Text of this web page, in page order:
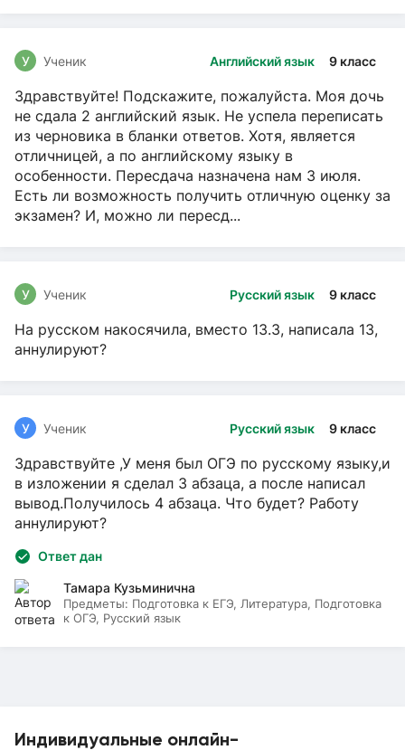
Индивидуальные онлайн-
Английский язык 9 класс
У Ученик
Здравствуйте! Подскажите, пожалуйста. Моя дочь
не сдала 2 английский язык. Не успела переписать
из черновика в бланки ответов. Хотя, является
отличницей, а по английскому языку в
особенности. Пересдача назначена нам 3 июля.
Есть ли возможность получить отличную оценку за
экзамен? И, можно ли пересд...
Русский язык 9 класс
У Ученик
На русском накосячила, вместо 13.3, написала 13,
аннулируют?
Русский язык 9 класс
У Ученик
Здравствуйте ,У меня был ОГЭ по русскому языку,и
в изложении я сделал 3 абзаца, а после написал
вывод.Получилось 4 абзаца. Что будет? Работу
аннулируют?
Ответ дан
Тамара Кузьминична
Предметы: Подготовка к ЕГЭ, Литература, Подготовка
к ОГЭ, Русский язык